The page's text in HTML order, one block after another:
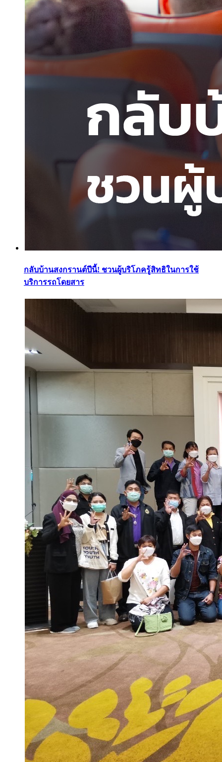
กลับบ้านสงกรานต์ปีนี้! ชวนผู้บริโภครู้สิทธิในการใช้
บริการรถโดยสาร